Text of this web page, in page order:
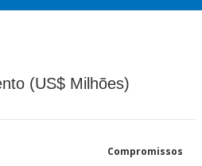
(US$ Milhões)
Compromissos